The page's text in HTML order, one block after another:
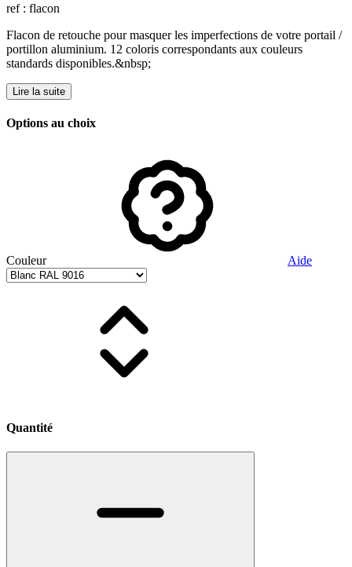
ref : flacon
Flacon de retouche pour masquer les imperfections de votre portail /
portillon aluminium. 12 coloris correspondants aux couleurs
standards disponibles.&nbsp;
Lire la suite
Options au choix
Couleur Aide
Quantité